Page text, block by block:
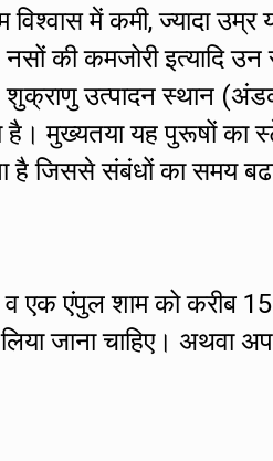
में कमी, ज्यादा उम्र
की कमजोरी इत्यादि
उत्पादन स्थान
मुख्यतया यह पुरूषों का
है जिससे संबंधों का समय
एंपुल शाम को करीब 150
जाना चाहिए। अथवा